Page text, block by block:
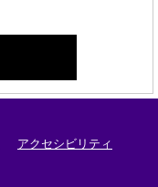
アクセシビリティ